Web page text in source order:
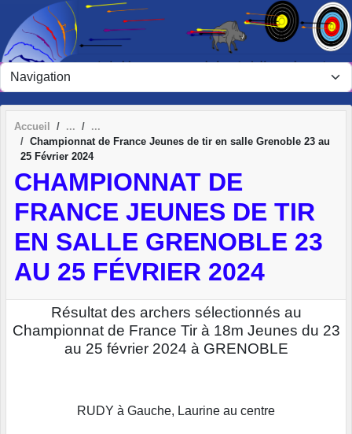
Accueil
Championnat de France Jeunes de tir en salle Grenoble 23 au
25 Février 2024
CHAMPIONNAT DE
FRANCE JEUNES DE TIR
EN SALLE GRENOBLE 23
AU 25 FÉVRIER 2024
Résultat des archers sélectionnés au
Championnat de France Tir à 18m Jeunes du 23
au 25 février 2024 à GRENOBLE
RUDY à Gauche, Laurine au centre
Panneau de gestion des cookies